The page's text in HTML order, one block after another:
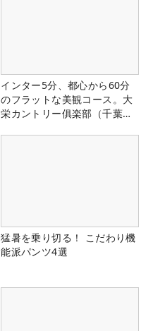
インター5分、都心から60分
のフラットな美観コース。大
栄カントリー俱楽部（千葉
猛暑を乗り切る！ こだわり機
能派パンツ4選